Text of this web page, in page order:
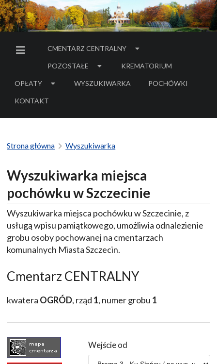
MENU BOCZNE
CMENTARZ CENTRALNY
POZOSTAŁE KREMATORIUM
OPŁATY WYSZUKIWARKA POCHÓWKI
- LINK DO SERWISU
KONTAKT
Strona główna Wyszukiwarka
Wyszukiwarka miejsca
pochówku w Szczecinie
Wyszukiwarka miejsca pochówku w Szczecinie, z
usługą wpisu pamiątkowego, umożliwia odnalezienie
grobu osoby pochowanej na cmentarzach
komunalnych Miasta Szczecin.
Cmentarz CENTRALNY
kwatera OGRÓD, rząd 1, numer grobu 1
Wejście od